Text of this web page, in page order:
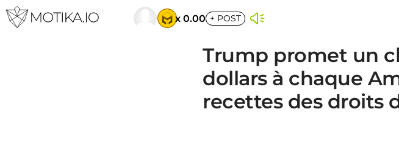
x 0.00 + POST
Trump promet un
dollars à chaque
recettes des droits